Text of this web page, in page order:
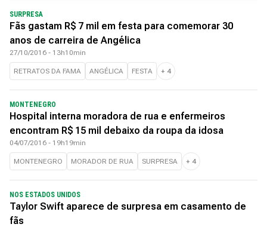
SURPRESA
Fãs gastam R$ 7 mil em festa para comemorar 30
anos de carreira de Angélica
27/10/2016 - 13h10min
RETRATOS DA FAMA ANGÉLICA FESTA + 4
MONTENEGRO
Hospital interna moradora de rua e enfermeiros
encontram R$ 15 mil debaixo da roupa da idosa
04/07/2016 - 19h19min
MONTENEGRO MORADOR DE RUA SURPRESA + 4
NOS ESTADOS UNIDOS
Taylor Swift aparece de surpresa em casamento de
fãs